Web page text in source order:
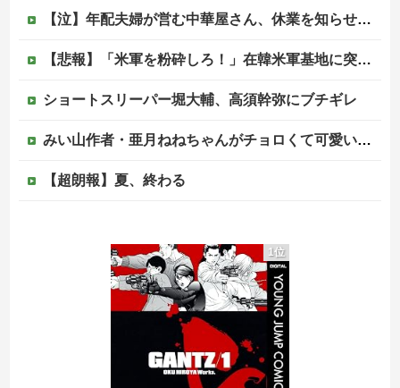
【泣】年配夫婦が営む中華屋さん、休業を知らせる貼り紙に応援コメントが続々と
【悲報】「米軍を粉砕しろ！」在韓米軍基地に突入した韓国学生、即逮捕
ショートスリーパー堀大輔、高須幹弥にブチギレ
みい山作者・亜月ねねちゃんがチョロくて可愛いwwwwwww （※画像あり）他
【超朗報】夏、終わる
れいわ新選組の新党名は「いのちの党」 旧グッズ半額で販売 どうなる秘書給与疑惑
ジャンポケ斎藤と代理人のやりとり、「地獄すぎて完全にコントになってる……」と衝撃を受ける人が続出中
【ヤバい】100件以上の窃盗をしたトルコ国籍の男3人を逮捕 #移民 #外国人
1位